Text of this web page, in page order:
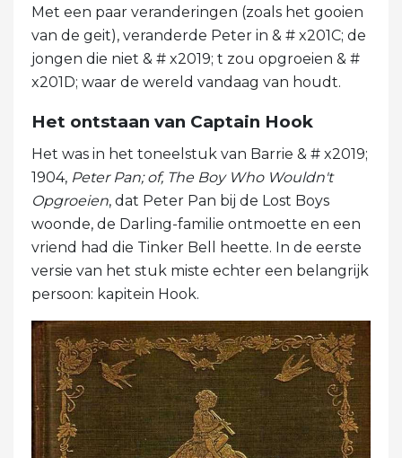
Met een paar veranderingen (zoals het gooien
van de geit), veranderde Peter in & # x201C; de
jongen die niet & # x2019; t zou opgroeien & #
x201D; waar de wereld vandaag van houdt.
Het ontstaan ​​van Captain Hook
Het was in het toneelstuk van Barrie & # x2019;
1904, Peter Pan; of, The Boy Who Wouldn't
Opgroeien, dat Peter Pan bij de Lost Boys
woonde, de Darling-familie ontmoette en een
vriend had die Tinker Bell heette. In de eerste
versie van het stuk miste echter een belangrijk
persoon: kapitein Hook.